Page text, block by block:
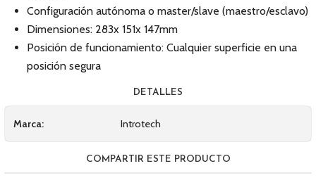
Configuración autónoma o master/slave (maestro/esclavo)
Dimensiones: 283x 151x 147mm
Posición de funcionamiento: Cualquier superficie en una
posición segura
DETALLES
Marca: Introtech
COMPARTIR ESTE PRODUCTO